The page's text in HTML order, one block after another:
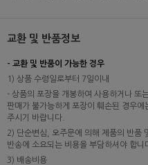
교환 및 반품정보
- 교환 및 반품이 가능한 경우
1) 상품 수령일로부터 7일이내
- 상품의 포장을 개봉하여 사용하거나 또
판매가 불가능하게 포장이 훼손된 경우
주시기 바랍니다.
2) 단순변심, 오주문에 의해 제품의 반품
반송에 소요되는 비용을 부담하셔야 합니
3) 배송비용